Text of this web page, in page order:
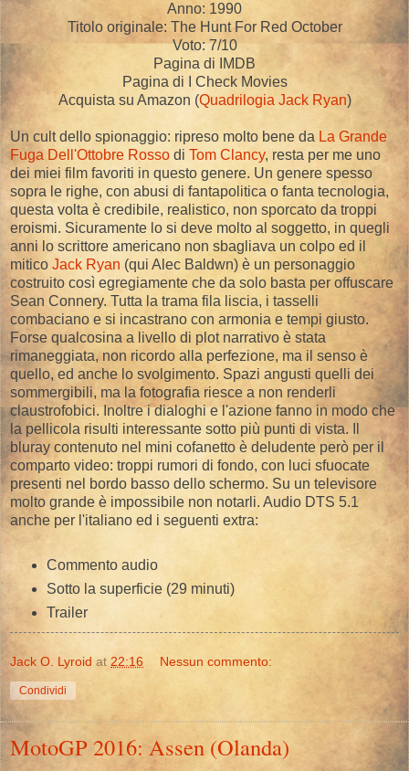
Anno: 1990
Titolo originale: The Hunt For Red October
Voto: 7/10
Pagina di IMDB
Pagina di I Check Movies
Acquista su Amazon (Quadrilogia Jack Ryan)
Un cult dello spionaggio: ripreso molto bene da La Grande
Fuga Dell'Ottobre Rosso di Tom Clancy, resta per me uno
dei miei film favoriti in questo genere. Un genere spesso
sopra le righe, con abusi di fantapolitica o fanta tecnologia,
questa volta è credibile, realistico, non sporcato da troppi
eroismi. Sicuramente lo si deve molto al soggetto, in quegli
anni lo scrittore americano non sbagliava un colpo ed il
mitico Jack Ryan (qui Alec Baldwn) è un personaggio
costruito così egregiamente che da solo basta per offuscare
Sean Connery. Tutta la trama fila liscia, i tasselli
combaciano e si incastrano con armonia e tempi giusto.
Forse qualcosina a livello di plot narrativo è stata
rimaneggiata, non ricordo alla perfezione, ma il senso è
quello, ed anche lo svolgimento. Spazi angusti quelli dei
sommergibili, ma la fotografia riesce a non renderli
claustrofobici. Inoltre i dialoghi e l'azione fanno in modo che
la pellicola risulti interessante sotto più punti di vista. Il
bluray contenuto nel mini cofanetto è deludente però per il
comparto video: troppi rumori di fondo, con luci sfuocate
presenti nel bordo basso dello schermo. Su un televisore
molto grande è impossibile non notarli. Audio DTS 5.1
anche per l'italiano ed i seguenti extra:
Commento audio
Sotto la superficie (29 minuti)
Trailer
Jack O. Lyroid at 22:16 Nessun commento:
Condividi
MotoGP 2016: Assen (Olanda)